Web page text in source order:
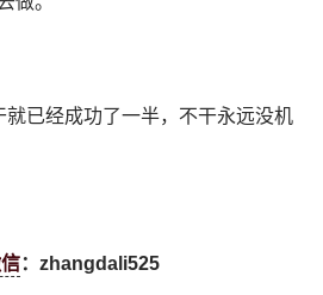
已经成功了一半，不干永远没机
：zhangdali525